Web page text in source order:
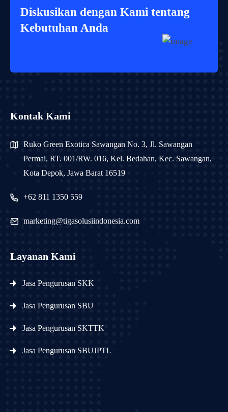
Diskusikan dengan Kami tentang
Kebutuhan Anda
Kontak Kami
Ruko Green Exotica Sawangan No. 3, Jl. Sawangan
Permai, RT. 001/RW. 016, Kel. Bedahan, Kec. Sawangan,
Kota Depok, Jawa Barat 16519
+62 811 1350 559
marketing@tigasolusiindonesia.com
Layanan Kami
Jasa Pengurusan SKK
Jasa Pengurusan SBU
Jasa Pengurusan SKTTK
Jasa Pengurusan SBUJPTL